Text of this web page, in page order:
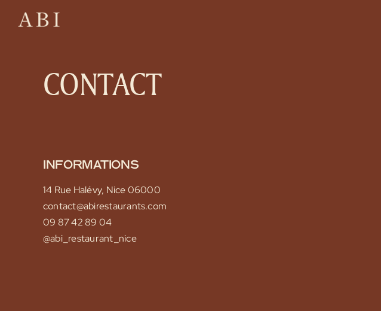
CONTACT
INFORMATIONS
14 Rue Halévy, Nice 06000
contact@abirestaurants.com
09 87 42 89 04
@abi_restaurant_nice